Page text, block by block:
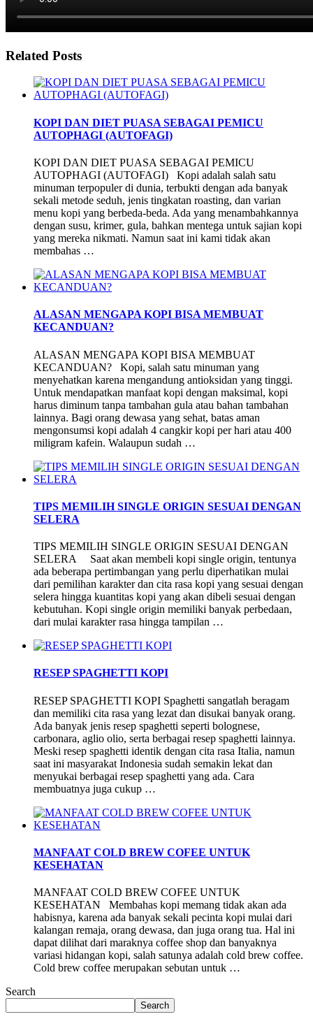
Related Posts
KOPI DAN DIET PUASA SEBAGAI PEMICU
AUTOPHAGI (AUTOFAGI)
KOPI DAN DIET PUASA SEBAGAI PEMICU
AUTOPHAGI (AUTOFAGI) Kopi adalah salah satu
minuman terpopuler di dunia, terbukti dengan ada banyak
sekali metode seduh, jenis tingkatan roasting, dan varian
menu kopi yang berbeda-beda. Ada yang menambahkannya
dengan susu, krimer, gula, bahkan mentega untuk sajian kopi
yang mereka nikmati. Namun saat ini kami tidak akan
membahas …
ALASAN MENGAPA KOPI BISA MEMBUAT
KECANDUAN?
ALASAN MENGAPA KOPI BISA MEMBUAT
KECANDUAN? Kopi, salah satu minuman yang
menyehatkan karena mengandung antioksidan yang tinggi.
Untuk mendapatkan manfaat kopi dengan maksimal, kopi
harus diminum tanpa tambahan gula atau bahan tambahan
lainnya. Bagi orang dewasa yang sehat, batas aman
mengonsumsi kopi adalah 4 cangkir kopi per hari atau 400
miligram kafein. Walaupun sudah …
TIPS MEMILIH SINGLE ORIGIN SESUAI DENGAN
SELERA
TIPS MEMILIH SINGLE ORIGIN SESUAI DENGAN
SELERA Saat akan membeli kopi single origin, tentunya
ada beberapa pertimbangan yang perlu diperhatikan mulai
dari pemilihan karakter dan cita rasa kopi yang sesuai dengan
selera hingga kuantitas kopi yang akan dibeli sesuai dengan
kebutuhan. Kopi single origin memiliki banyak perbedaan,
dari mulai karakter rasa hingga tampilan …
RESEP SPAGHETTI KOPI
RESEP SPAGHETTI KOPI Spaghetti sangatlah beragam
dan memiliki cita rasa yang lezat dan disukai banyak orang.
Ada banyak jenis resep spaghetti seperti bolognese,
carbonara, aglio olio, serta berbagai resep spaghetti lainnya.
Meski resep spaghetti identik dengan cita rasa Italia, namun
saat ini masyarakat Indonesia sudah semakin lekat dan
menyukai berbagai resep spaghetti yang ada. Cara
membuatnya juga cukup …
MANFAAT COLD BREW COFEE UNTUK
KESEHATAN
MANFAAT COLD BREW COFEE UNTUK
KESEHATAN Membahas kopi memang tidak akan ada
habisnya, karena ada banyak sekali pecinta kopi mulai dari
kalangan remaja, orang dewasa, dan juga orang tua. Hal ini
dapat dilihat dari maraknya coffee shop dan banyaknya
variasi hidangan kopi, salah satunya adalah cold brew coffee.
Cold brew coffee merupakan sebutan untuk …
Search
Search